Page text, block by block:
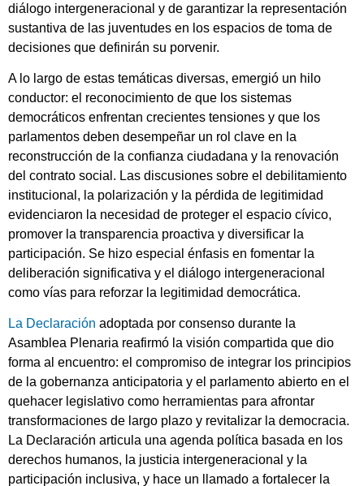
diálogo intergeneracional y de garantizar la representación
sustantiva de las juventudes en los espacios de toma de
decisiones que definirán su porvenir.
A lo largo de estas temáticas diversas, emergió un hilo
conductor: el reconocimiento de que los sistemas
democráticos enfrentan crecientes tensiones y que los
parlamentos deben desempeñar un rol clave en la
reconstrucción de la confianza ciudadana y la renovación
del contrato social. Las discusiones sobre el debilitamiento
institucional, la polarización y la pérdida de legitimidad
evidenciaron la necesidad de proteger el espacio cívico,
promover la transparencia proactiva y diversificar la
participación. Se hizo especial énfasis en fomentar la
deliberación significativa y el diálogo intergeneracional
como vías para reforzar la legitimidad democrática.
La Declaración adoptada por consenso durante la
Asamblea Plenaria reafirmó la visión compartida que dio
forma al encuentro: el compromiso de integrar los principios
de la gobernanza anticipatoria y el parlamento abierto en el
quehacer legislativo como herramientas para afrontar
transformaciones de largo plazo y revitalizar la democracia.
La Declaración articula una agenda política basada en los
derechos humanos, la justicia intergeneracional y la
participación inclusiva, y hace un llamado a fortalecer la